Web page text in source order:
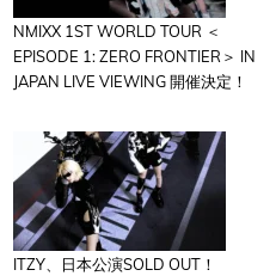
NMIXX 1ST WORLD TOUR ＜
EPISODE 1: ZERO FRONTIER＞ IN
JAPAN LIVE VIEWING 開催決定！
ITZY、日本公演SOLD OUT！